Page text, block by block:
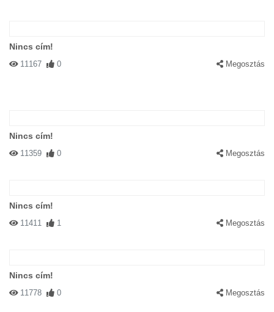
Nincs cím!
11167 0 Megosztás
Nincs cím!
11359 0 Megosztás
Nincs cím!
11411 1 Megosztás
Nincs cím!
11778 0 Megosztás